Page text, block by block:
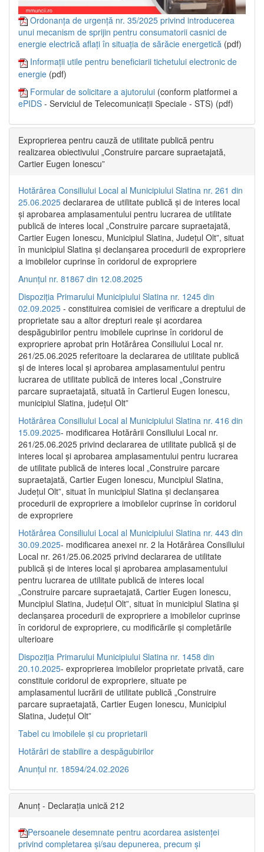
Ordonanța de urgență nr. 35/2025 privind introducerea
unui mecanism de sprijin pentru consumatorii casnici de
energie electrică aflați în situația de sărăcie energetică (pdf)
Informații utile pentru beneficiarii tichetului electronic de
energie (pdf)
Formular de solicitare a ajutorului (conform platformei a
ePIDS - Serviciul de Telecomunicații Speciale - STS) (pdf)
Exproprierea pentru cauză de utilitate publică pentru
realizarea obiectivului „Construire parcare supraetajată,
Cartier Eugen Ionescu”
Hotărârea Consiliului Local al Municipiului Slatina nr. 261 din
25.06.2025 declararea de utilitate publică și de interes local
și aprobarea amplasamentului pentru lucrarea de utilitate
publică de interes local „Construire parcare supraetajată,
Cartier Eugen Ionescu, Municipiul Slatina, Județul Olt”, situat
în municipiul Slatina și declanșarea procedurii de expropriere
a imobilelor cuprinse în coridorul de expropriere
Anunțul nr. 81867 din 12.08.2025
Dispoziția Primarului Municipiului Slatina nr. 1245 din
02.09.2025 - constituirea comisiei de verificare a dreptului de
proprietate sau a altor drepturi reale și acordarea
despăgubirilor pentru imobilele cuprinse în coridorul de
expropriere aprobat prin Hotărârea Consiliului Local nr.
261/25.06.2025 referitoare la declararea de utilitate publică
și de interes local și aprobarea amplasamentului pentru
lucrarea de utilitate publică de interes local „Construire
parcare supraetajată, situată în Cartierul Eugen Ionescu,
municipiul Slatina, județul Olt”
Hotărârea Consiliului Local al Municipiului Slatina nr. 416 din
15.09.2025- modificarea Hotărârii Consiliului Local nr.
261/25.06.2025 privind declararea de utilitate publică și de
interes local și aprobarea amplasamentului pentru lucrarea
de utilitate publică de interes local „Construire parcare
supraetajată, Cartier Eugen Ionescu, Muncipiul Slatina,
Județul Olt”, situat în municipiul Slatina și declanșarea
procedurii de expropriere a imobilelor cuprinse în coridorul
de expropriere
Hotărârea Consiliului Local al Municipiului Slatina nr. 443 din
30.09.2025- modificarea anexei nr. 2 la Hotărârea Consiliului
Local nr. 261/25.06.2025 privind declararea de utilitate
publică şi de interes local şi aprobarea amplasamentului
pentru lucrarea de utilitate publică de interes local
„Construire parcare supraetajată, Cartier Eugen Ionescu,
Muncipiul Slatina, Judeţul Olt”, situat în municipiul Slatina şi
declanşarea procedurii de expropriere a imobilelor cuprinse
în coridorul de expropriere, cu modificările şi completările
ulterioare
Dispoziția Primarului Municipiului Slatina nr. 1458 din
20.10.2025- exproprierea imobilelor proprietate privată, care
constituie coridorul de expropriere, situate pe
amplasamentul lucrării de utilitate publică „Construire
parcare supraetajată, Cartier Eugen Ionescu, Municipiul
Slatina, Județul Olt”
Tabel cu imobilele și cu proprietarii
Hotărâri de stabilire a despăgubirilor
Anunțul nr. 18594/24.02.2026
Anunț - Declarația unică 212
Persoanele desemnate pentru acordarea asistenței
privind completarea și/sau depunerea, precum și